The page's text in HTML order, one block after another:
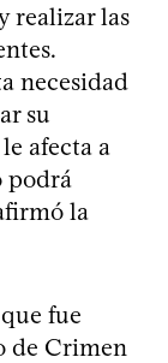
realizar las
necesidad
su
afecta a
podrá
la
fue
de Crimen